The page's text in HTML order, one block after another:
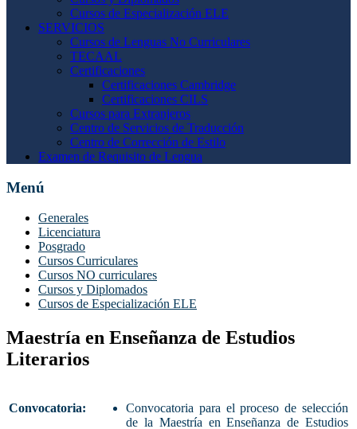
Cursos de Especialización ELE
SERVICIOS
Cursos de Lenguas No Curriculares
TECAAL
Certificaciones
Certificaciones Cambridge
Certificaciones CILS
Cursos para Extranjeros
Centro de Servicios de Traducción
Centro de Corrección de Estilo
Examen de Requisito de Lengua
Menú
Generales
Licenciatura
Posgrado
Cursos Curriculares
Cursos NO curriculares
Cursos y Diplomados
Cursos de Especialización ELE
Maestría en Enseñanza de Estudios
Literarios
Convocatoria:
Convocatoria para el proceso de selección
de la Maestría en Enseñanza de Estudios